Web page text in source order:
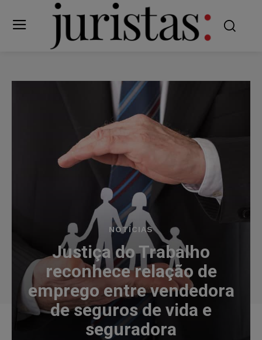
NOTÍCIAS
Justiça do Trabalho
reconhece relação de
emprego entre vendedora
de seguros de vida e
seguradora